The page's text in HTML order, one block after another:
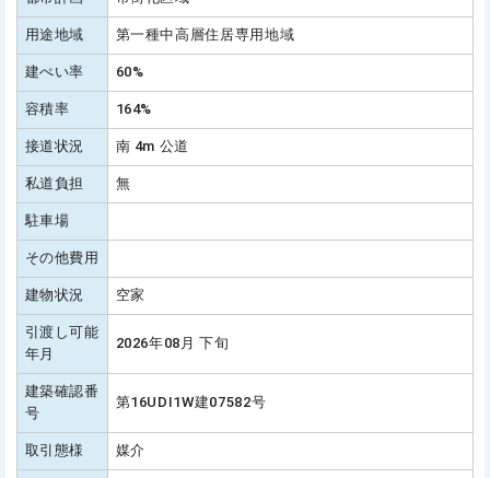
用途地域 第一種中高層住居専用地域
建ぺい率 60%
容積率 164%
接道状況 南 4m 公道
私道負担 無
駐車場
その他費用
建物状況 空家
引渡し可能
年月
2026年08月 下旬
建築確認番
号
第16UDI1W建07582号
取引態様 媒介